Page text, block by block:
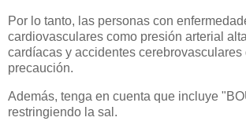
Por lo tanto, las personas con
cardiovasculares como presión arterial
cardíacas y accidentes cerebrovasculares
precaución.
Además, tenga en cuenta que incluye
restringiendo la sal.